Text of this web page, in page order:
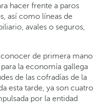
hacer frente a paros
así como líneas de
avales o seguros,
de primera mano
la economía gallega
de las cofradías de la
esta tarde, ya son cuatro
por la entidad